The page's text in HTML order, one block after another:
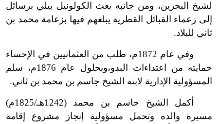
لشيخ البحرين، ومن جانبه بعث الكولونيل بيلي برسائل
إلى زعماء القبائل القطرية يبلغهم فيها بزعامة محمد بن
ثاني للبلاد.
وفي عام 1872م، طلب من العثمانيين في الإحساء
حمايته من اعتداءات البدو،
وبحلول عام 1876م، سلم
المسؤولية الإدارية لابنه الشيخ جاسم بن محمد بن ثاني.
أكمل الشيخ جاسم بن محمد (1242هـ/1825م)
مسيرة والده وتحمل مسؤولية إنجاز مشروع إقامة